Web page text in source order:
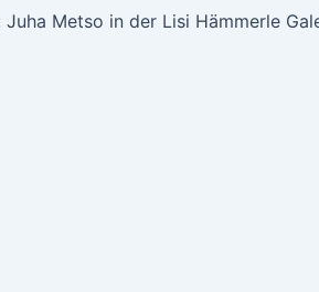
Juha Metso in der Lisi Hämmerle